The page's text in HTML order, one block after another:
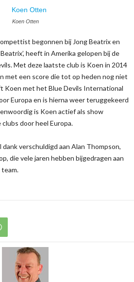
Koen Otten
begonnen bij Jong Beatrix en
heeft in Amerika gelopen bij de
Met deze laatste club is Koen in 2014
met een score die tot op heden nog niet
Koen met het Blue Devils International
Europa en is hierna weer teruggekeerd
is Koen actief als show
door heel Europa.
dank verschuldigd aan Alan Thompson,
die vele jaren hebben bijgedragen aan